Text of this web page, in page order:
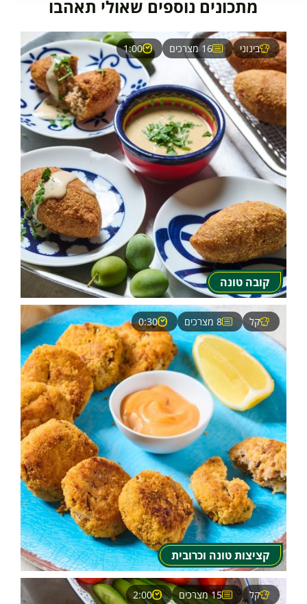
מתכונים נוספים שאולי תאהבו
קובה טונה
בינוני 16 מצרכים 1:00
קציצות טונה וכרובית
קל 8 מצרכים 0:30
קל 15 מצרכים 2:00